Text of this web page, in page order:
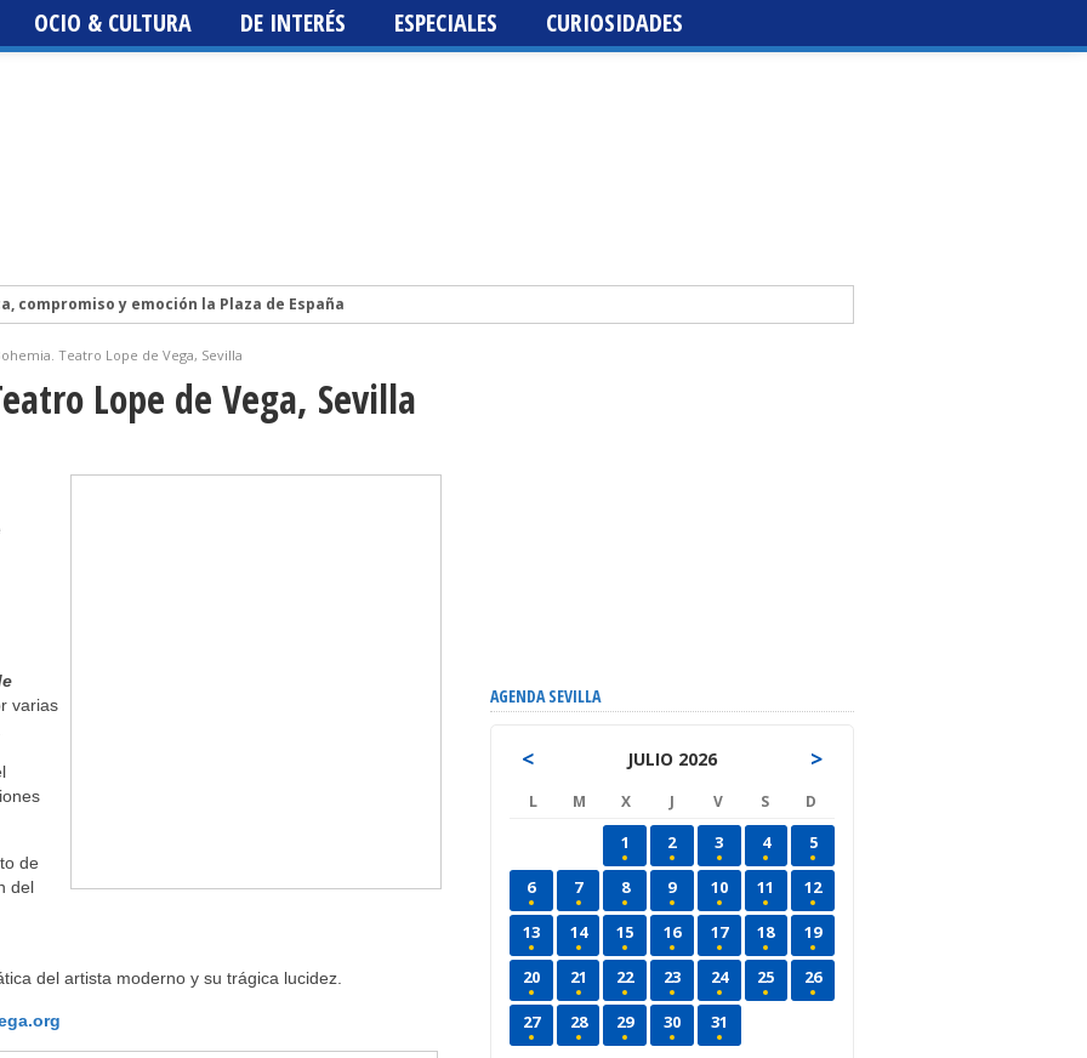
OCIO & CULTURA DE INTERÉS ESPECIALES CURIOSIDADES
compromiso y emoción la Plaza de España
2026
2026
Teatro Lope de Vega, Sevilla
Lope de Vega, Sevilla
varias
de
del
del artista moderno y su trágica lucidez.
AGENDA SEVILLA
< JULIO 2026 >
L M X J V S D
1 2 3 4 5
6 7 8 9 10 11 12
13 14 15 16 17 18 19
20 21 22 23 24 25 26
27 28 29 30 31